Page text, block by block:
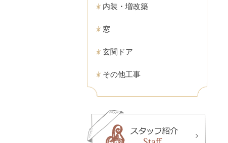
内装・増改築
窓
玄関ドア
その他工事